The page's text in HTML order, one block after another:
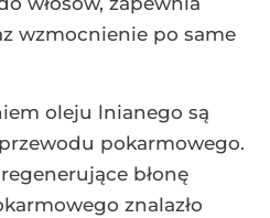
wzmocnienie po same
oleju lnianego są
pokarmowego.
błonę
znalazło